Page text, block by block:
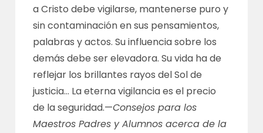
a Cristo debe vigilarse, mantenerse puro y
sin contaminación en sus pensamientos,
palabras y actos. Su influencia sobre los
demás debe ser elevadora. Su vida ha de
reflejar los brillantes rayos del Sol de
justicia… La eterna vigilancia es el precio
de la seguridad.—Consejos para los
Maestros Padres y Alumnos acerca de la